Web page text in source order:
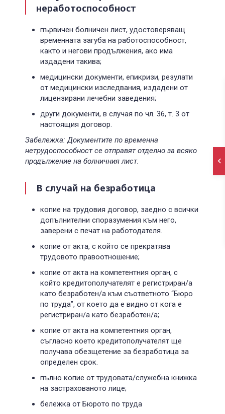
неработоспособност
първичен болничен лист, удостоверяващ
временната загуба на работоспособност,
както и негови продължения, ако има
издадени такива;
медицински документи, епикризи, резулати
от медицински изследвания, издадени от
лицензирани лечебни заведения;
други документи, в случая по чл. 36, т. 3 от
настоящия договор.
Забележка: Документите по временна
нетрудоспособност се отправят отделно за всяко
продължение на болничния лист.
В случай на безработица
копие на трудовия договор, заедно с всички
допълнителни споразумения към него,
заверени с печат на работодателя.
копие от акта, с който се прекратява
трудовото правоотношение;
копие от акта на компетентния орган, с
който кредитополучателят е регистриран/а
като безработен/а към съответното “Бюро
по труда”, от което да е видно от кога е
регистриран/а като безработен/а;
копие от акта на компетентния орган,
съгласно което кредитополучателят ще
получава обезщетение за безработица за
определен срок.
пълно кoпие от трудовата/служебна книжка
на застрахованото лице;
бележка от Бюрото по труда